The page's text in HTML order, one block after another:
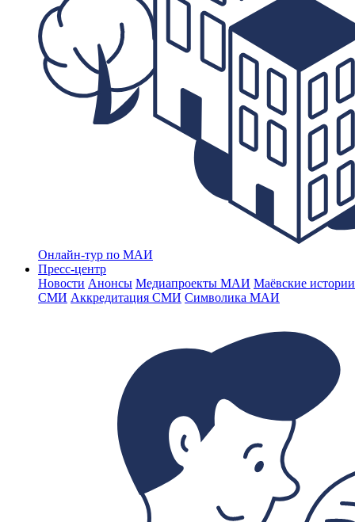
Онлайн-тур по МАИ
Пресс-центр
Новости Анонсы Медиапроекты МАИ Маёвские
СМИ Аккредитация СМИ Символика МАИ